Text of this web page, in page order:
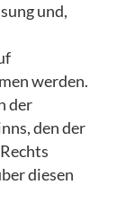
und,
werden.
der
den der
diesen